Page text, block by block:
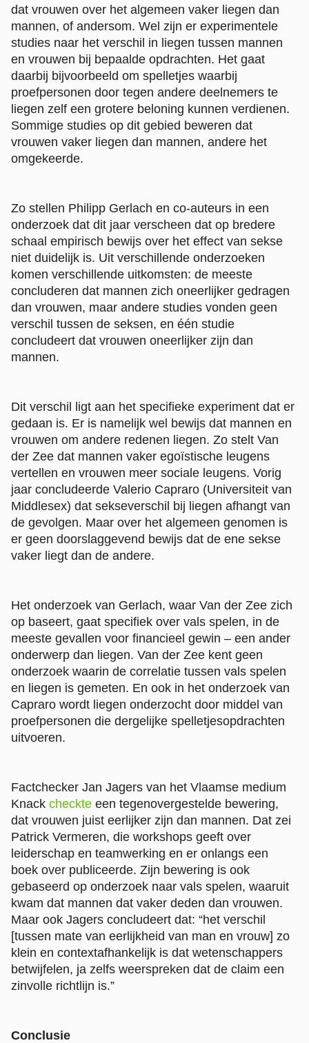
dat vrouwen over het algemeen vaker liegen dan
mannen, of andersom. Wel zijn er experimentele
studies naar het verschil in liegen tussen mannen
en vrouwen bij bepaalde opdrachten. Het gaat
daarbij bijvoorbeeld om spelletjes waarbij
proefpersonen door tegen andere deelnemers te
liegen zelf een grotere beloning kunnen verdienen.
Sommige studies op dit gebied beweren dat
vrouwen vaker liegen dan mannen, andere het
omgekeerde.
Zo stellen Philipp Gerlach en co-auteurs in een
onderzoek dat dit jaar verscheen dat op bredere
schaal empirisch bewijs over het effect van sekse
niet duidelijk is. Uit verschillende onderzoeken
komen verschillende uitkomsten: de meeste
concluderen dat mannen zich oneerlijker gedragen
dan vrouwen, maar andere studies vonden geen
verschil tussen de seksen, en één studie
concludeert dat vrouwen oneerlijker zijn dan
mannen.
Dit verschil ligt aan het specifieke experiment dat er
gedaan is. Er is namelijk wel bewijs dat mannen en
vrouwen om andere redenen liegen. Zo stelt Van
der Zee dat mannen vaker egoïstische leugens
vertellen en vrouwen meer sociale leugens. Vorig
jaar concludeerde Valerio Capraro (Universiteit van
Middlesex) dat sekseverschil bij liegen afhangt van
de gevolgen. Maar over het algemeen genomen is
er geen doorslaggevend bewijs dat de ene sekse
vaker liegt dan de andere.
Het onderzoek van Gerlach, waar Van der Zee zich
op baseert, gaat specifiek over vals spelen, in de
meeste gevallen voor financieel gewin – een ander
onderwerp dan liegen. Van der Zee kent geen
onderzoek waarin de correlatie tussen vals spelen
en liegen is gemeten. En ook in het onderzoek van
Capraro wordt liegen onderzocht door middel van
proefpersonen die dergelijke spelletjesopdrachten
uitvoeren.
Factchecker Jan Jagers van het Vlaamse medium
Knack checkte een tegenovergestelde bewering,
dat vrouwen juist eerlijker zijn dan mannen. Dat zei
Patrick Vermeren, die workshops geeft over
leiderschap en teamwerking en er onlangs een
boek over publiceerde. Zijn bewering is ook
gebaseerd op onderzoek naar vals spelen, waaruit
kwam dat mannen dat vaker deden dan vrouwen.
Maar ook Jagers concludeert dat: “het verschil
[tussen mate van eerlijkheid van man en vrouw] zo
klein en contextafhankelijk is dat wetenschappers
betwijfelen, ja zelfs weerspreken dat de claim een
zinvolle richtlijn is.”
Conclusie